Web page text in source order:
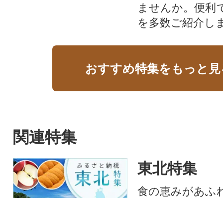
ませんか。便利
を多数ご紹介し
おすすめ特集をもっと
関連特集
東北特集
食の恵みがあふ